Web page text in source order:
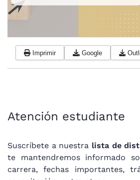
Imprimir Google
Atención estudiante
Suscríbete a nuestra lista de
te mantendremos informado
carrera, fechas importantes,